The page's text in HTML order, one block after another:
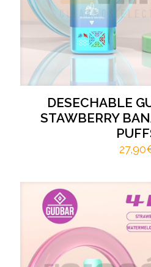
DESECHABLE
STAWBERRY
27,90